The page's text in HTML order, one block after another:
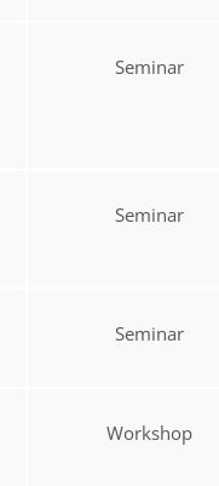
Seminar
Seminar
Seminar
Workshop